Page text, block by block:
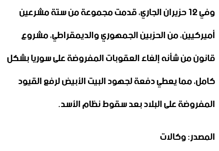
وفي 12 حزيران الجاري، قدمت مجموعة من ستة مشرعين
أميركيين، من الحزبين الجمهوري والديمقراطي، مشروع
قانون من شأنه إلغاء العقوبات المفروضة على سوريا بشكل
كامل، مما يعطي دفعة لجهود البيت الأبيض لرفع القيود
المفروضة على البلاد بعد سقوط نظام الأسد.
المصدر: وكالات